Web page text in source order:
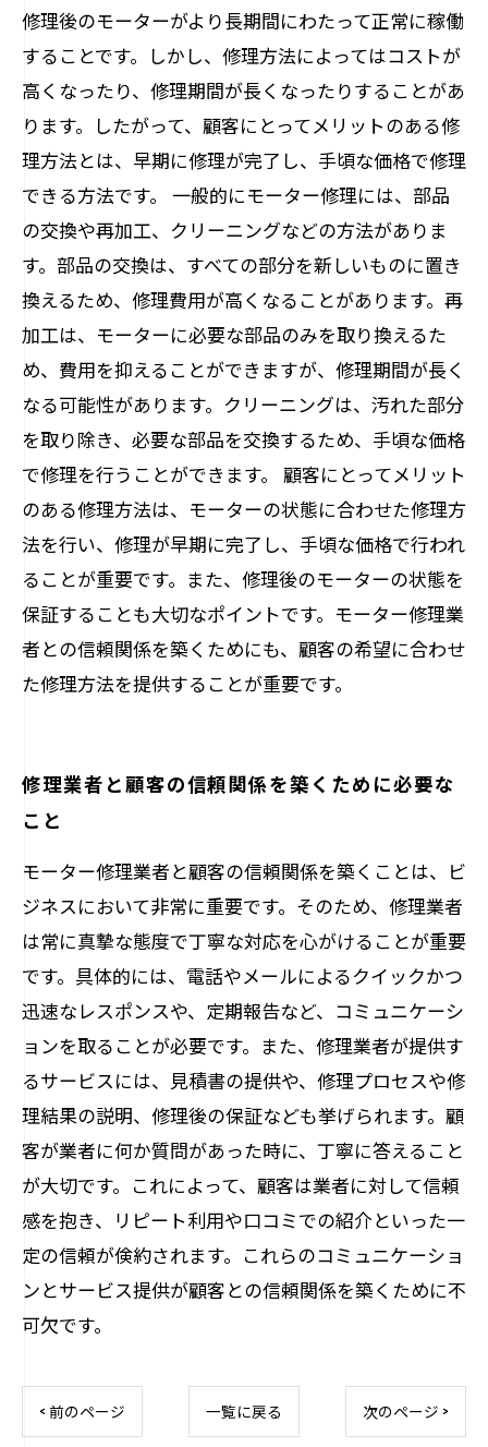
修理後のモーターがより長期間にわたって正常に稼働
することです。しかし、修理方法によってはコストが
高くなったり、修理期間が長くなったりすることがあ
ります。したがって、顧客にとってメリットのある修
理方法とは、早期に修理が完了し、手頃な価格で修理
できる方法です。 一般的にモーター修理には、部品
の交換や再加工、クリーニングなどの方法がありま
す。部品の交換は、すべての部分を新しいものに置き
換えるため、修理費用が高くなることがあります。再
加工は、モーターに必要な部品のみを取り換えるた
め、費用を抑えることができますが、修理期間が長く
なる可能性があります。クリーニングは、汚れた部分
を取り除き、必要な部品を交換するため、手頃な価格
で修理を行うことができます。 顧客にとってメリット
のある修理方法は、モーターの状態に合わせた修理方
法を行い、修理が早期に完了し、手頃な価格で行われ
ることが重要です。また、修理後のモーターの状態を
保証することも大切なポイントです。モーター修理業
者との信頼関係を築くためにも、顧客の希望に合わせ
た修理方法を提供することが重要です。
修理業者と顧客の信頼関係を築くために必要な
こと
モーター修理業者と顧客の信頼関係を築くことは、ビ
ジネスにおいて非常に重要です。そのため、修理業者
は常に真摯な態度で丁寧な対応を心がけることが重要
です。具体的には、電話やメールによるクイックかつ
迅速なレスポンスや、定期報告など、コミュニケーシ
ョンを取ることが必要です。また、修理業者が提供す
るサービスには、見積書の提供や、修理プロセスや修
理結果の説明、修理後の保証なども挙げられます。顧
客が業者に何か質問があった時に、丁寧に答えること
が大切です。これによって、顧客は業者に対して信頼
感を抱き、リピート利用や口コミでの紹介といった一
定の信頼が倹約されます。これらのコミュニケーショ
ンとサービス提供が顧客との信頼関係を築くために不
可欠です。
< 前のページ 一覧に戻る 次のページ >